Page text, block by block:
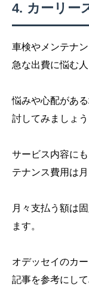
カーリー
車検やメンテナ
急な出費に悩む人
悩みや心配があ
討してみましょう
サービス内容に
テナンス費用は
月々支払う額は
ます。
オデッセイのカ
記事を参考にして